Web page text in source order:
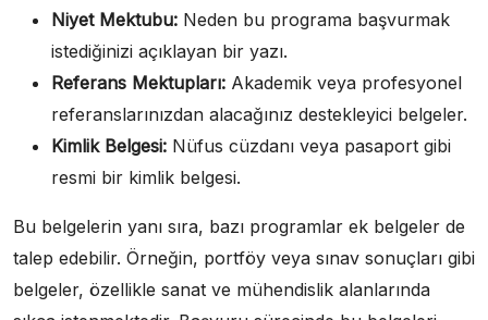
Niyet Mektubu: Neden bu programa başvurmak
istediğinizi açıklayan bir yazı.
Referans Mektupları: Akademik veya profesyonel
referanslarınızdan alacağınız destekleyici belgeler.
Kimlik Belgesi: Nüfus cüzdanı veya pasaport gibi
resmi bir kimlik belgesi.
Bu belgelerin yanı sıra, bazı programlar ek belgeler de
talep edebilir. Örneğin, portföy veya sınav sonuçları gibi
belgeler, özellikle sanat ve mühendislik alanlarında